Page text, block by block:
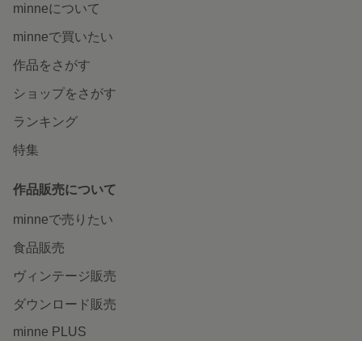
minneについて
minneで買いたい
作品をさがす
ショップをさがす
ランキング
特集
作品販売について
minneで売りたい
食品販売
ヴィンテージ販売
ダウンロード販売
minne PLUS